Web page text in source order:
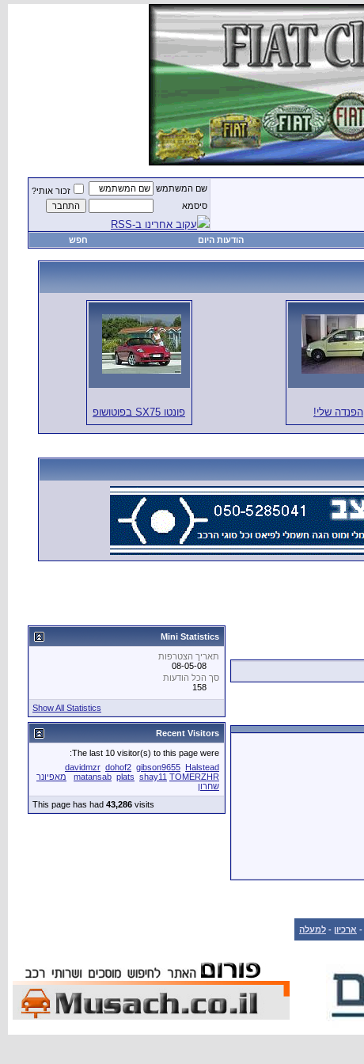
שם המשתמש
זכור אותי?
סיסמא
עקוב אחרינו ב-RSS
הודעות היום חפש
הפנדה שלי! פונטו SX75 בפוטושופ
Mini Statistics
תאריך הצטרפות
08-05-08
סך הכל הודעות
158
Show All Statistics
Recent Visitors
The last 10 visitor(s) to this page were:
davidmzr dohof2 gibson9655 Halstead
matansab plats shay11 TOMERZHR
מאפיונר
שחרון
This page has had 43,286 visits
- ארכיון - למעלה